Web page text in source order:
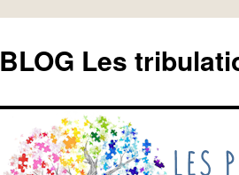
contenu
BLOG Les